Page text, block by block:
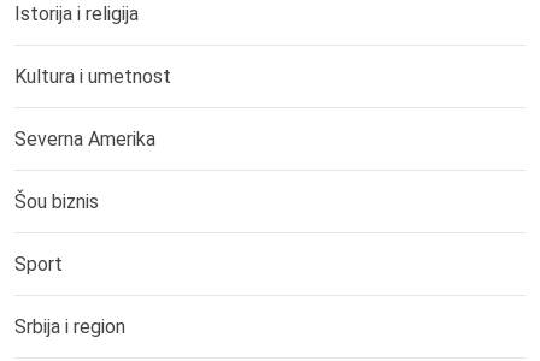
Istorija i religija
Kultura i umetnost
Severna Amerika
Šou biznis
Sport
Srbija i region